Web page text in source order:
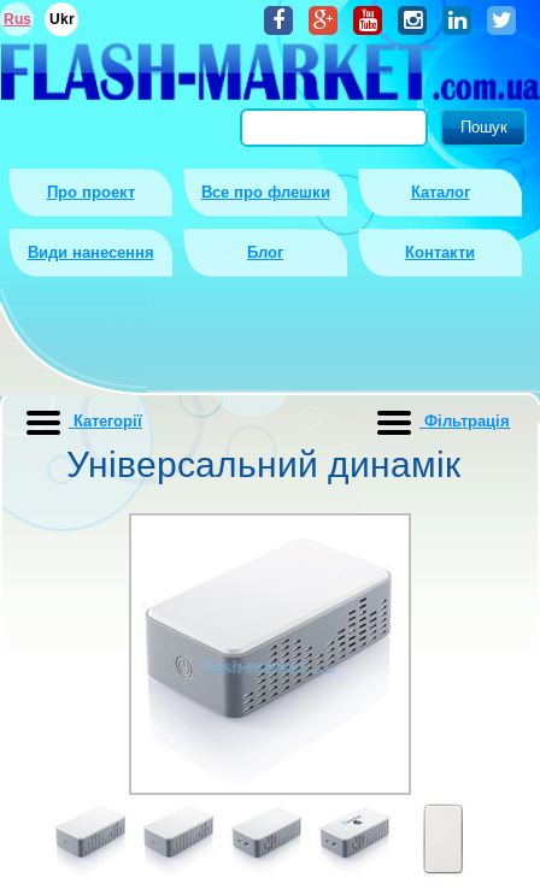
Про проект Все про флешки Каталог
Види нанесення Блог Контакти
Rus Ukr
Універсальний динамік
Категорії Фiльтрацiя